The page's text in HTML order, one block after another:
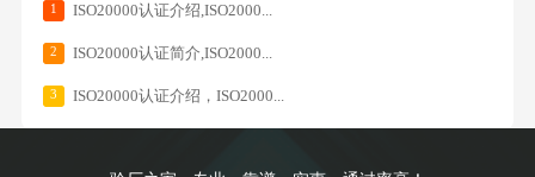
1 ISO20000认证介绍,ISO2000...
2 ISO20000认证简介,ISO2000...
3 ISO20000认证介绍，ISO2000...